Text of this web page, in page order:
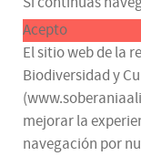
Acepto
El sitio web de la
Biodiversidad y
mejorar la
navegación por